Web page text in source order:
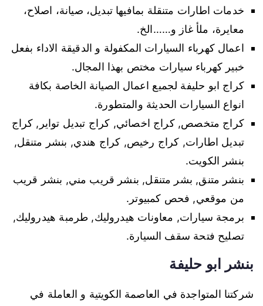
خدمات اطارات متنقلة بمافيها تبديل، صيانة، اصلاح،
معايرة، ملأ غاز و……الخ.
اعمال كهرباء السيارات المكفولة و الدقيقة الاداء بفعل
خبير كهرباء سيارات مختص بهذا المجال.
كراج ابو حليفة لجميع اعمال الصيانة الخاصة بكافة
انواع السيارات الحديثة والمتطورة.
كراج متخصص, كراج اخصائي, كراج تبديل تواير, كراج
تبديل اطارات, كراج رخيص, كراج هندي, بنشر متنقل,
بنشر الكويت.
بنشر متنق, بشر متنقل, بنشر قريب مني, بنشر قريب
من موقعي, فحص كمبيوتر.
برمجة سيارات, معاونات هيدروليك, طرمبة هيدروليك,
تصليح فتحة سقف السيارة.
بنشر ابو حليفة
شركتنا المتواجدة في العاصمة الكويتية و العاملة في